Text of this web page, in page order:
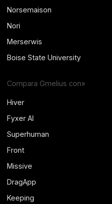
Norsemaison
Nori
Merserwis
Boise State University
Compara Gmelius con»
Hiver
Fyxer AI
Superhuman
Front
Missive
DragApp
Keeping